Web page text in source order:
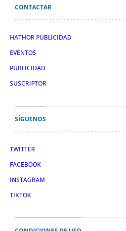
CONTACTAR
HATHOR PUBLICIDAD
EVENTOS
PUBLICIDAD
SUSCRIPTOR
SÍGUENOS
TWITTER
FACEBOOK
INSTAGRAM
TIKTOK